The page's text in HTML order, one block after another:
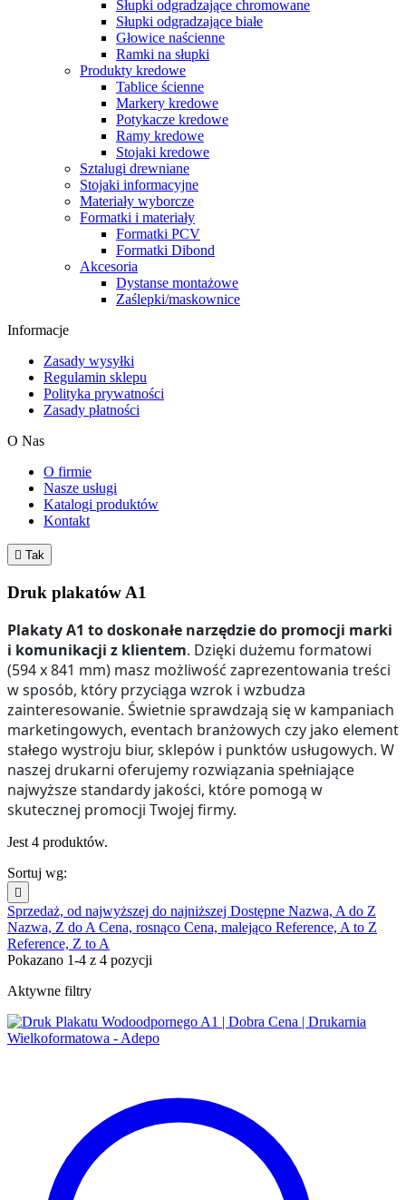
Słupki odgradzające chromowane
Słupki odgradzające białe
Głowice naścienne
Ramki na słupki
Produkty kredowe
Tablice ścienne
Markery kredowe
Potykacze kredowe
Ramy kredowe
Stojaki kredowe
Sztalugi drewniane
Stojaki informacyjne
Materiały wyborcze
Formatki i materiały
Formatki PCV
Formatki Dibond
Akcesoria
Dystanse montażowe
Zaślepki/maskownice
Informacje
Zasady wysyłki
Regulamin sklepu
Polityka prywatności
Zasady płatności
O Nas
O firmie
Nasze usługi
Katalogi produktów
Kontakt
 Tak
Druk plakatów A1
Plakaty A1 to doskonałe narzędzie do promocji marki
i komunikacji z klientem. Dzięki dużemu formatowi
(594 x 841 mm) masz możliwość zaprezentowania treści
w sposób, który przyciąga wzrok i wzbudza
zainteresowanie. Świetnie sprawdzają się w kampaniach
marketingowych, eventach branżowych czy jako element
stałego wystroju biur, sklepów i punktów usługowych. W
naszej drukarni oferujemy rozwiązania spełniające
najwyższe standardy jakości, które pomogą w
skutecznej promocji Twojej firmy.
Jest 4 produktów.
Sortuj wg:

Sprzedaż, od najwyższej do najniższej Dostępne Nazwa, A do Z
Nazwa, Z do A Cena, rosnąco Cena, malejąco Reference, A to Z
Reference, Z to A
Pokazano 1-4 z 4 pozycji
Aktywne filtry